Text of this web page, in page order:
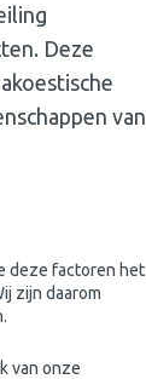
Deze
van
deze factoren het
zijn daarom
van onze